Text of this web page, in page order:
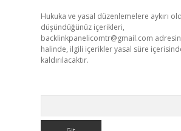
Hukuka ve yasal düzenlemelere aykırı
düşündüğünüz içerikleri,
backlinkpanelicomtr@gmail.com
halinde, ilgili içerikler yasal süre
kaldırılacaktır.